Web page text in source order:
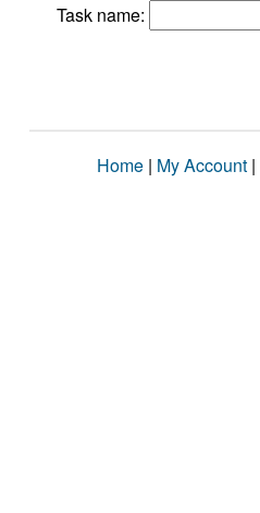
Task name:
Home | My Account |